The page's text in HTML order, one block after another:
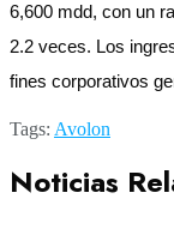
6,600 mdd, con un
2.2 veces. Los
fines corporativos
Tags: Avolon
Noticias